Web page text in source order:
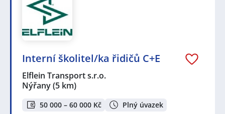
Interní školitel/ka řidičů C+E
Elflein Transport s.r.o.
Nýřany(5 km)
50 000 – 60 000 Kč Plný úvazek